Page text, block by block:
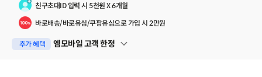
친구초대ID 입력 시 5천원 X 6개월
바로배송/바로유심/쿠팡유심으로 가입 시 2만원
추가 혜택 엠모바일 고객 한정
펼쳐보기